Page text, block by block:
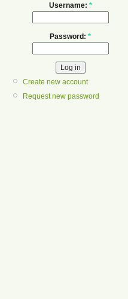
Username: *
Password: *
Create new account
Request new password